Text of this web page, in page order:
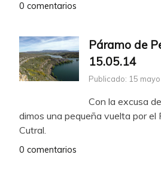
0 comentarios
Páramo de
15.05.14
Publicado: 15
Con la excusa
dimos una pequeña vuelta por el
Cutral.
0 comentarios